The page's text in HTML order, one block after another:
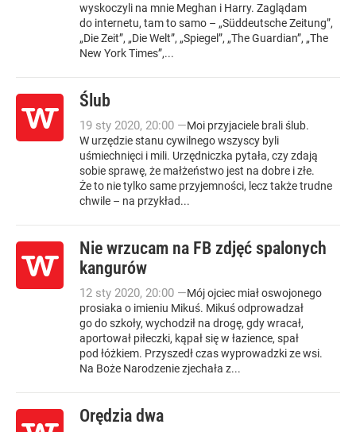
wyskoczyli na mnie Meghan i Harry. Zaglądam
do internetu, tam to samo – „Süddeutsche Zeitung”,
„Die Zeit”, „Die Welt”, „Spiegel”, „The Guardian”, „The
New York Times”,...
Ślub
19 sty 2020, 20:00 —Moi przyjaciele brali ślub.
W urzędzie stanu cywilnego wszyscy byli
uśmiechnięci i mili. Urzędniczka pytała, czy zdają
sobie sprawę, że małżeństwo jest na dobre i złe.
Że to nie tylko same przyjemności, lecz także trudne
chwile – na przykład...
Nie wrzucam na FB zdjęć spalonych
kangurów
12 sty 2020, 20:00 —Mój ojciec miał oswojonego
prosiaka o imieniu Mikuś. Mikuś odprowadzał
go do szkoły, wychodził na drogę, gdy wracał,
aportował piłeczki, kąpał się w łazience, spał
pod łóżkiem. Przyszedł czas wyprowadzki ze wsi.
Na Boże Narodzenie zjechała z...
Orędzia dwa